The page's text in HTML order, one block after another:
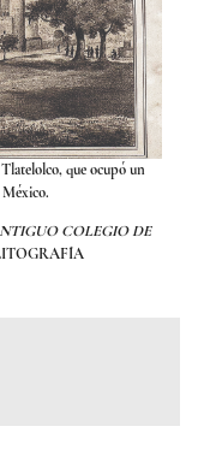
que ocupó un
COLEGIO DE